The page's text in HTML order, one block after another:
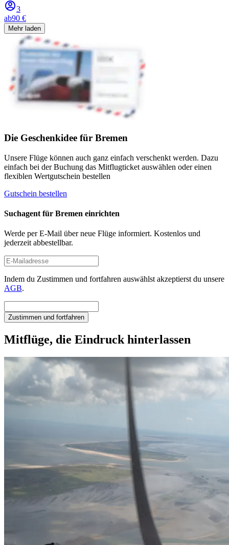
3
ab90 €
Mehr laden
Die Geschenkidee für Bremen
Unsere Flüge können auch ganz einfach verschenkt werden. Dazu
einfach bei der Buchung das Mitflugticket auswählen oder einen
flexiblen Wertgutschein bestellen
Gutschein bestellen
Suchagent für Bremen einrichten
Werde per E-Mail über neue Flüge informiert. Kostenlos und
jederzeit abbestellbar.
Indem du Zustimmen und fortfahren auswählst akzeptierst du unsere
AGB.
Zustimmen und fortfahren
Mitflüge, die Eindruck hinterlassen